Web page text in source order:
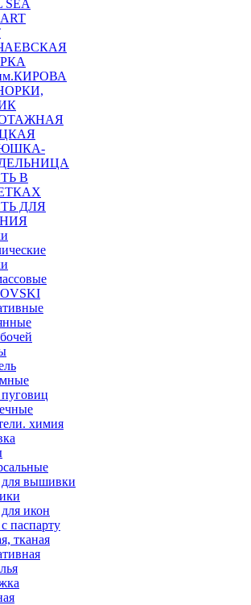
SEA
В
ДЛЯ
химия
вышивки
икон
паспарту
тканая